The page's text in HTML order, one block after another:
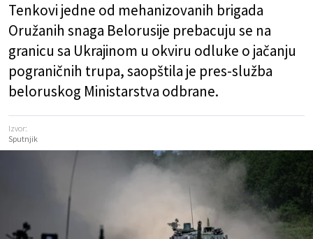
Tenkovi jedne od mehanizovanih brigada
Oružanih snaga Belorusije prebacuju se na
granicu sa Ukrajinom u okviru odluke o jačanju
pograničnih trupa, saopštila je pres-služba
beloruskog Ministarstva odbrane.
Izvor:
Sputnjik